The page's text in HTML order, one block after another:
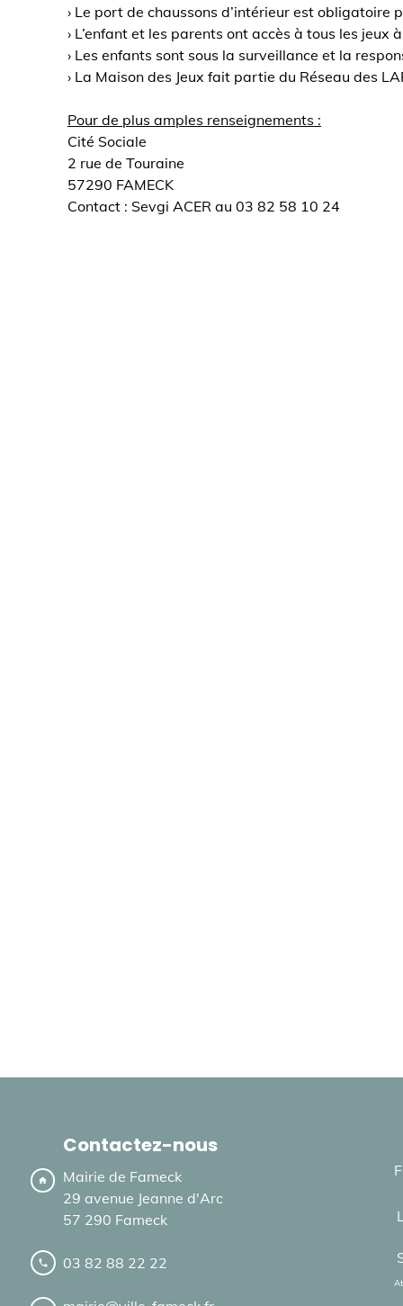
home
Contactez-nous
Mairie de Fameck
29 avenue Jeanne d'Arc
57 290 Fameck
03 82 88 22 22
local_phone
› Le port de chaussons d’intérieur est
› L’enfant et les parents ont accès à tous les
› Les enfants sont sous la surveillance et la
› La Maison des Jeux fait partie du Réseau des
Pour de plus amples renseignements :
Cité Sociale
2 rue de Touraine
57290 FAMECK
Contact : Sevgi ACER au 03 82 58 10 24